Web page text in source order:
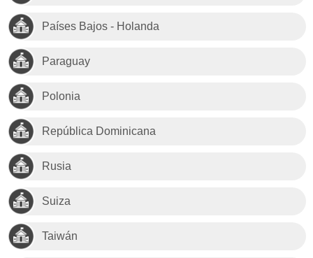
Países Bajos - Holanda
Paraguay
Polonia
República Dominicana
Rusia
Suiza
Taiwán